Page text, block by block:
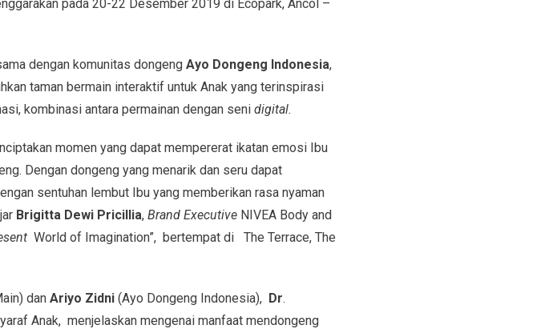
pada 20-22 Desember 2019 di Ecopark, Ancol –
dengan komunitas dongeng Ayo Dongeng Indonesia,
taman bermain interaktif untuk Anak yang terinspirasi
kombinasi antara permainan dengan seni digital.
momen yang dapat mempererat ikatan emosi Ibu
Dengan dongeng yang menarik dan seru dapat
sentuhan lembut Ibu yang memberikan rasa nyaman
Brigitta Dewi Pricillia, Brand ExecutiveNIVEA Body and
World of Imagination”, bertempat di The Terrace, The
dan Ariyo Zidni(Ayo Dongeng Indonesia), Dr.
Anak, menjelaskan mengenai manfaat mendongeng